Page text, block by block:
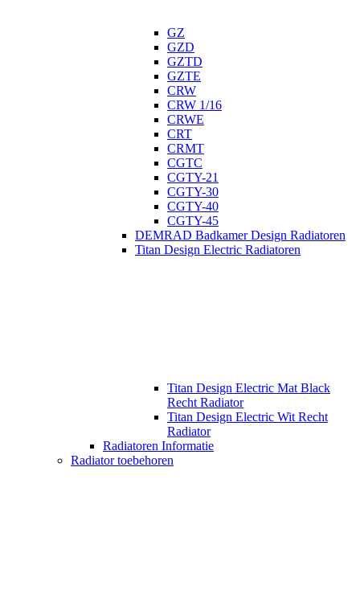
GZ
GZD
GZTD
GZTE
CRW
CRW 1/16
CRWE
CRT
CRMT
CGTC
CGTY-21
CGTY-30
CGTY-40
CGTY-45
DEMRAD Badkamer Design Radiatoren
Titan Design Electric Radiatoren
Titan Design Electric Mat Black
Recht Radiator
Titan Design Electric Wit Recht
Radiator
Radiatoren Informatie
Radiator toebehoren